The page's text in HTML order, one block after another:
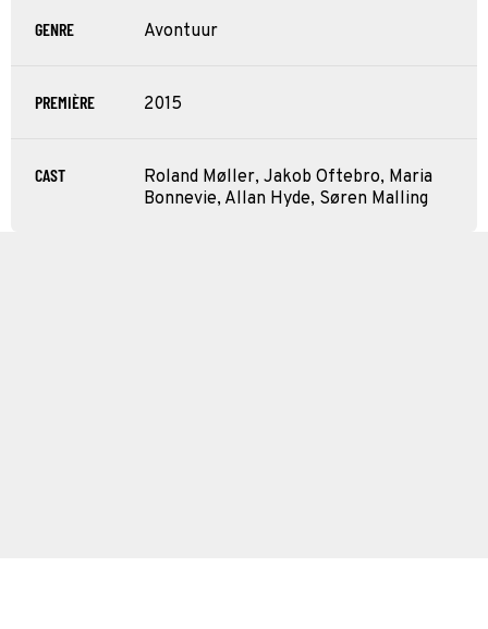
GENRE Avontuur
PREMIÈRE 2015
CAST
Roland Møller, Jakob Oftebro, Maria
Bonnevie, Allan Hyde, Søren Malling